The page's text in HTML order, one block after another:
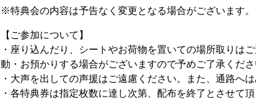
※特典会の内容は予告なく変更となる場合がございます。
【ご参加について】
・座り込んだり、シートやお荷物を置いての場所取りは
動・お預かりする場合がございますので予めご了承くださ
・大声を出しての声援はご遠慮ください。また、通路へ
・各特典券は指定枚数に達し次第、配布を終了とさせて